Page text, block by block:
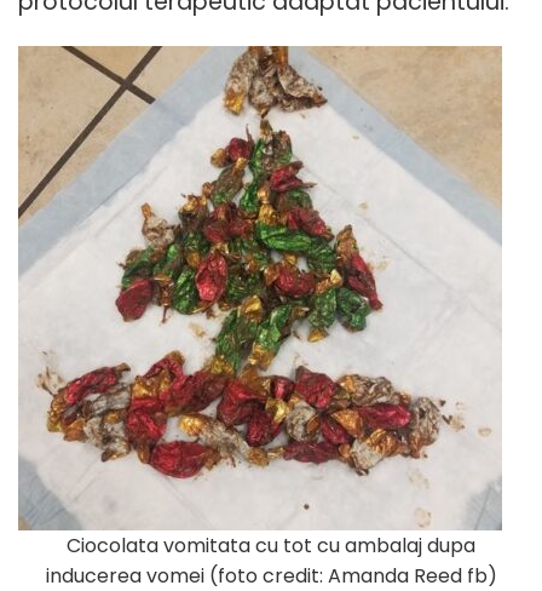
Ciocolata vomitata cu tot cu ambalaj dupa
inducerea vomei (foto credit: Amanda Reed fb)